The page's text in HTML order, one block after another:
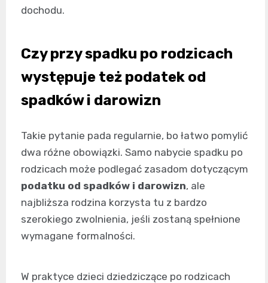
dochodu.
Czy przy spadku po rodzicach
występuje też podatek od
spadków i darowizn
Takie pytanie pada regularnie, bo łatwo pomylić
dwa różne obowiązki. Samo nabycie spadku po
rodzicach może podlegać zasadom dotyczącym
podatku od spadków i darowizn, ale
najbliższa rodzina korzysta tu z bardzo
szerokiego zwolnienia, jeśli zostaną spełnione
wymagane formalności.
W praktyce dzieci dziedziczące po rodzicach